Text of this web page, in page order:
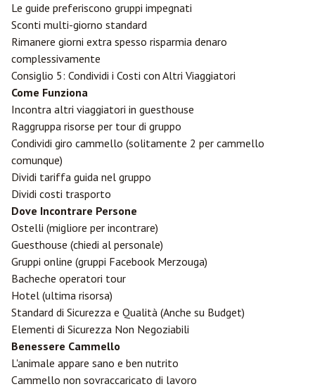
Le guide preferiscono gruppi impegnati
Sconti multi-giorno standard
Rimanere giorni extra spesso risparmia denaro
complessivamente
Consiglio 5: Condividi i Costi con Altri Viaggiatori
Come Funziona
Incontra altri viaggiatori in guesthouse
Raggruppa risorse per tour di gruppo
Condividi giro cammello (solitamente 2 per cammello
comunque)
Dividi tariffa guida nel gruppo
Dividi costi trasporto
Dove Incontrare Persone
Ostelli (migliore per incontrare)
Guesthouse (chiedi al personale)
Gruppi online (gruppi Facebook Merzouga)
Bacheche operatori tour
Hotel (ultima risorsa)
Standard di Sicurezza e Qualità (Anche su Budget)
Elementi di Sicurezza Non Negoziabili
Benessere Cammello
L'animale appare sano e ben nutrito
Cammello non sovraccaricato di lavoro